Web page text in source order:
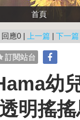
首頁
應0 | 上一篇 下一篇
訂閱站台
幼
明搖